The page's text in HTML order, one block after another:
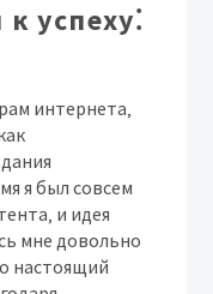
успеху⁚
интернета‚
я был совсем
и идея
мне довольно
настоящий